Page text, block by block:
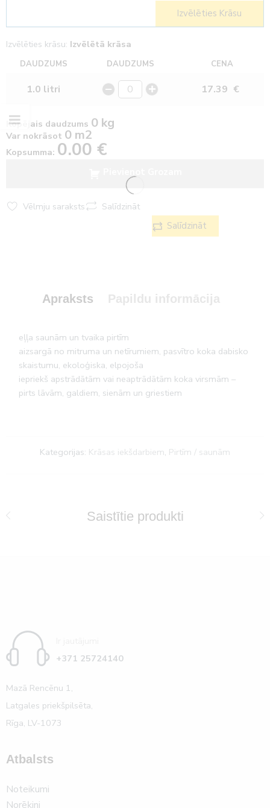
Izvēlēties Krāsu
Izvēlēties krāsu: Izvēlētā krāsa
DAUDZUMS DAUDZUMS CENA
1.0 litri 17.39 €
Kopējais daudzums 0 kg
Var nokrāsot 0 m2
Kopsumma: 0.00 €
Vēlmju saraksts
Salīdzināt
Salīdzināt
Apraksts Papildu informācija
eļļa saunām un tvaika pirtīm
aizsargā no mitruma un netīrumiem, pasvītro koka dabisko
skaistumu, ekoloģiska, elpojoša
iepriekš apstrādātām vai neaptrādātām koka virsmām –
pirts lāvām, galdiem, sienām un griestiem
Kategorijas: Krāsas iekšdarbiem, Pirtīm / saunām
Saistītie produkti
+371 25724140
Mazā Rencēnu 1,
Latgales priekšpilsēta,
Rīga, LV-1073
Atbalsts
Noteikumi
Norēķini